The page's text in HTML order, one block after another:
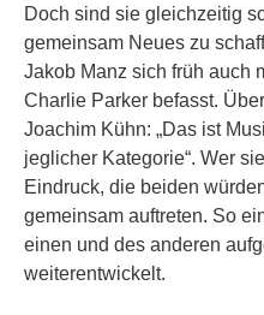
Doch sind sie gleichzeitig
gemeinsam Neues zu
Jakob Manz sich früh auch
Charlie Parker befasst.
Joachim Kühn: „Das ist
jeglicher Kategorie“. Wer
Eindruck, die beiden
gemeinsam auftreten. So
einen und des anderen
weiterentwickelt.